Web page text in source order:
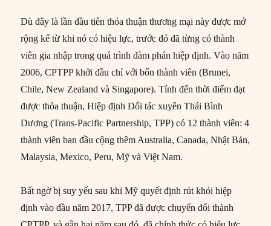
Dù đây là lần đầu tiên thỏa thuận thương mại này được mở
rộng kể từ khi nó có hiệu lực, trước đó đã từng có thành
viên gia nhập trong quá trình đàm phán hiệp định. Vào năm
2006, CPTPP khởi đầu chỉ với bốn thành viên (Brunei,
Chile, New Zealand và Singapore). Tính đến thời điểm đạt
được thỏa thuận, Hiệp định Đối tác xuyên Thái Bình
Dương (Trans-Pacific Partnership, TPP) có 12 thành viên: 4
thành viên ban đầu cộng thêm Australia, Canada, Nhật Bản,
Malaysia, Mexico, Peru, Mỹ và Việt Nam.
Bất ngờ bị suy yếu sau khi Mỹ quyết định rút khỏi hiệp
định vào đầu năm 2017, TPP đã được chuyển đổi thành